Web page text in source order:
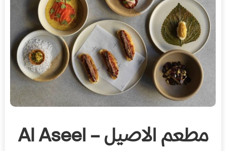
مطعم الاصيل – Al Aseel